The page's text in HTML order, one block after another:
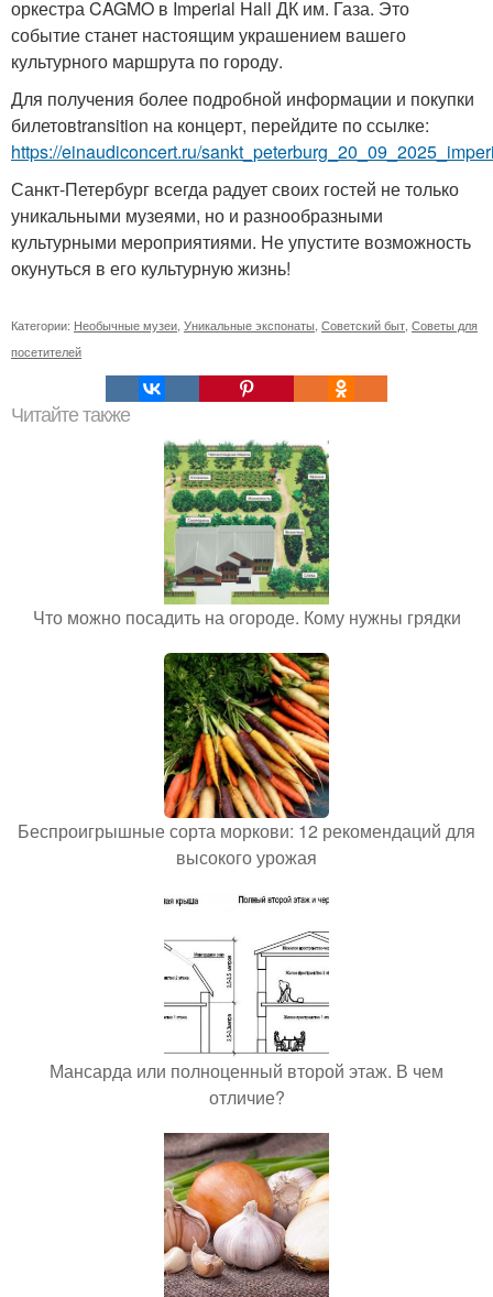
оркестра CAGMO в Imperial Hall ДК им. Газа. Это
событие станет настоящим украшением вашего
культурного маршрута по городу.
Для получения более подробной информации и покупки
билетовtransition на концерт, перейдите по ссылке:
https://einaudiconcert.ru/
Санкт-Петербург всегда радует своих гостей не только
уникальными музеями, но и разнообразными
культурными мероприятиями. Не упустите возможность
окунуться в его культурную жизнь!
Категории: Необычные музеи Уникальные экспонаты Советский быт Советы для
посетителей
Читайте также
Что можно посадить на огороде. Кому нужны грядки
Беспроигрышные сорта моркови: 12 рекомендаций для
высокого урожая
Мансарда или полноценный второй этаж. В чем
отличие?